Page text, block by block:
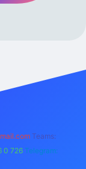
m elexbet
Teams:
0 726 Telegram: